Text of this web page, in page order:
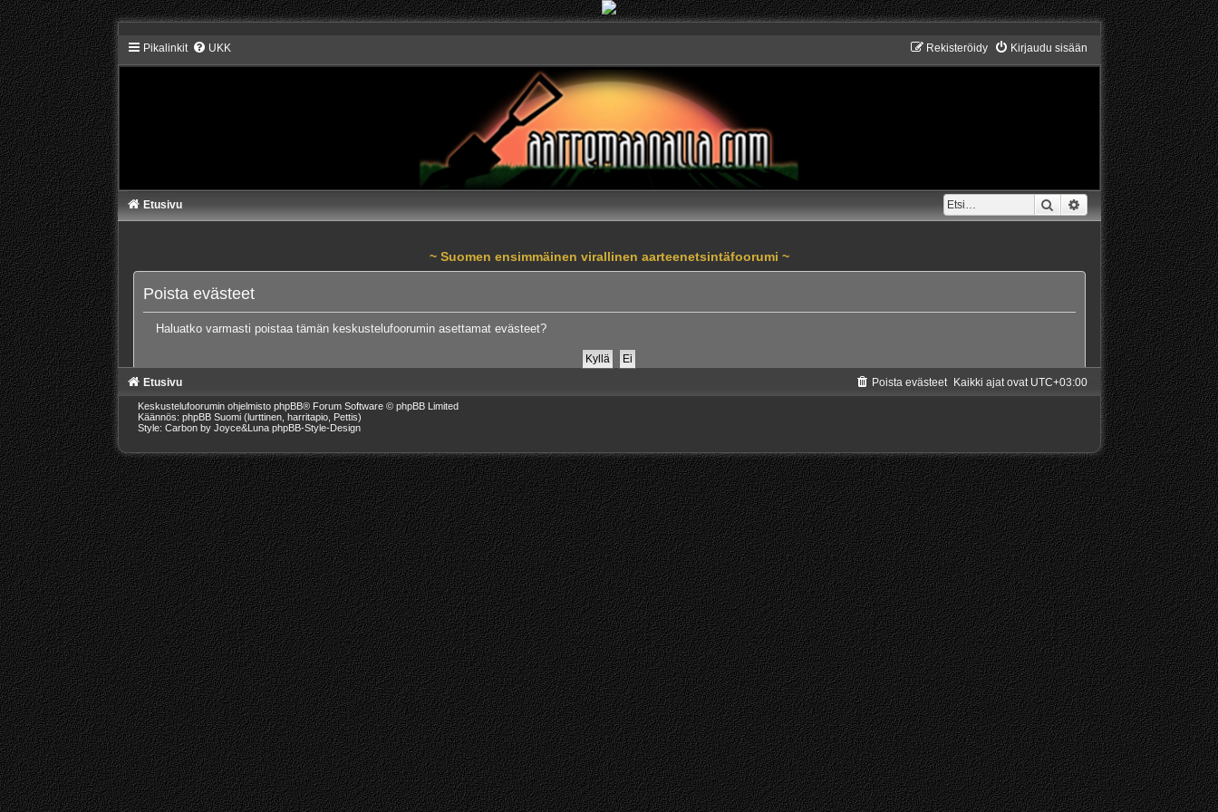
Pikalinkit UKK Kirjaudu sisään
Rekisteröidy
Etsi Tarkennettu haku
Etusivu
~ Suomen ensimmäinen virallinen aarteenetsintäfoorumi ~
Poista evästeet
Haluatko varmasti poistaa tämän keskustelufoorumin asettamat evästeet?
Etusivu Kaikki ajat ovat UTC+03:00
Poista evästeet
Keskustelufoorumin ohjelmisto phpBB® Forum Software © phpBB Limited
Käännös: phpBB Suomi (lurttinen, harritapio, Pettis)
Style: Carbon by Joyce&Luna phpBB-Style-Design